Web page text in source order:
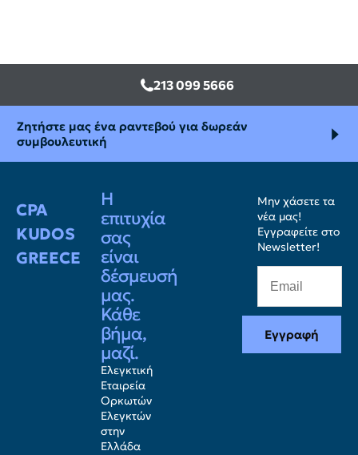
213 099 5666
Ζητήστε μας ένα ραντεβού για δωρεάν
συμβουλευτική
CPA
KUDOS
GREECE
Η
επιτυχία
σας
είναι
δέσμευσή
μας.
Κάθε
βήμα,
μαζί.
Ελεγκτική
Εταιρεία
Ορκωτών
Ελεγκτών
στην
Ελλάδα
Μην χάσετε τα
νέα μας!
Εγγραφείτε στο
Newsletter!
Εγγραφή